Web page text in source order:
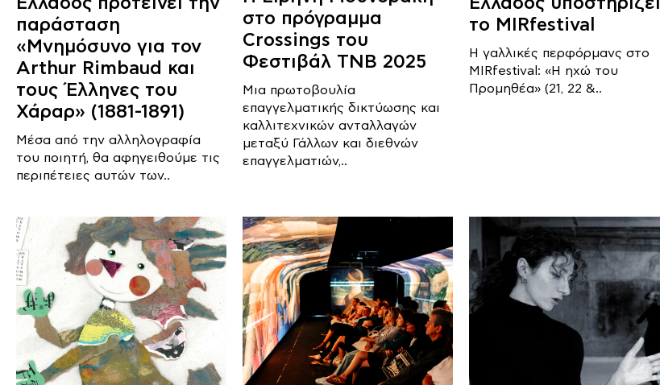
παράσταση
«Μνημόσυνο για τον
Arthur Rimbaud και
τους Έλληνες του
Χάραρ» (1881-1891)
Μέσα από την αλληλογραφία
του ποιητή, θα αφηγειθούμε τις
περιπέτειες αυτών των..
στο πρόγραμμα
Crossings του
Φεστιβάλ TNB 2025
Μια πρωτοβουλία
επαγγελματικής δικτύωσης και
καλλιτεχνικών ανταλλαγών
μεταξύ Γάλλων και διεθνών
επαγγελματιών,..
το MIRfestival
Η γαλλικές περφόρμανς στο
MIRfestival: «Η ηχώ του
Προμηθέα» (21, 22 &..